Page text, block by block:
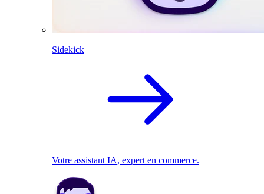
Sidekick
Votre assistant IA, expert en commerce.